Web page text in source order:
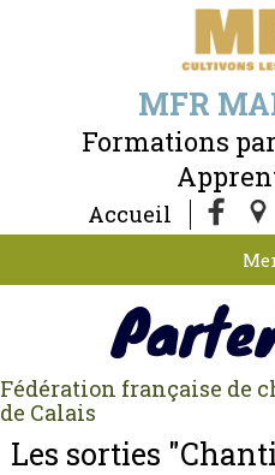
MFR
Formations
Accueil
Fédération française de
de Calais
Les sorties